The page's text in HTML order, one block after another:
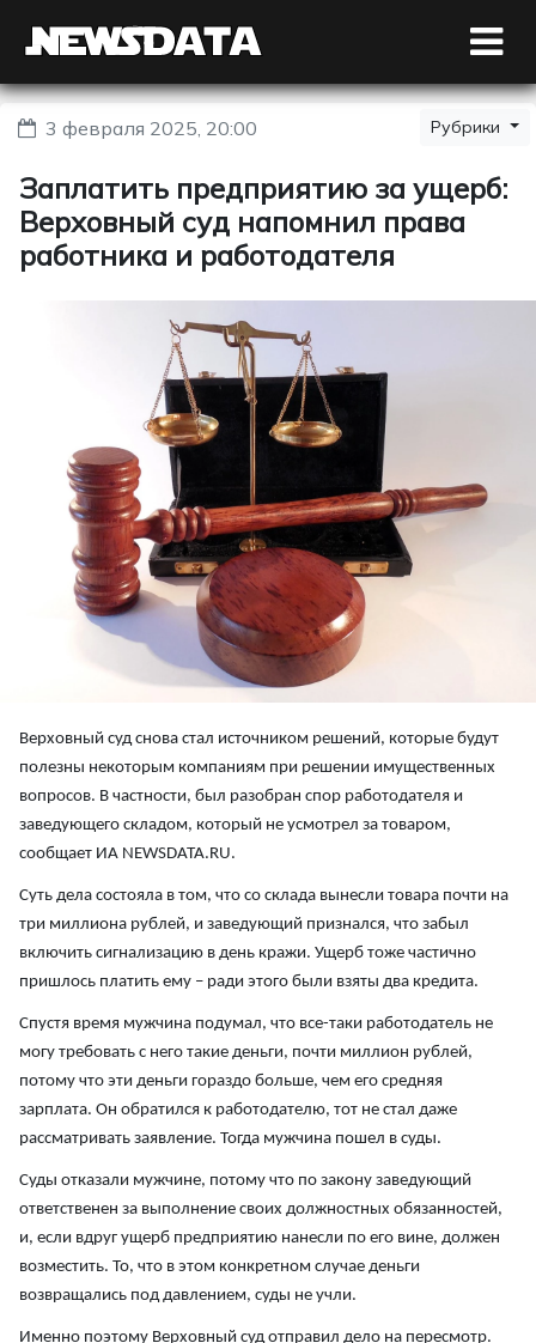
3 февраля 2025, 20:00 Рубрики
Заплатить предприятию за ущерб:
Верховный суд напомнил права
работника и работодателя
Верховный суд снова стал источником решений, которые будут
полезны некоторым компаниям при решении имущественных
вопросов. В частности, был разобран спор работодателя и
заведующего складом, который не усмотрел за товаром,
сообщает ИА NEWSDATA.RU.
Суть дела состояла в том, что со склада вынесли товара почти на
три миллиона рублей, и заведующий признался, что забыл
включить сигнализацию в день кражи. Ущерб тоже частично
пришлось платить ему – ради этого были взяты два кредита.
Спустя время мужчина подумал, что все-таки работодатель не
могу требовать с него такие деньги, почти миллион рублей,
потому что эти деньги гораздо больше, чем его средняя
зарплата. Он обратился к работодателю, тот не стал даже
рассматривать заявление. Тогда мужчина пошел в суды.
Суды отказали мужчине, потому что по закону заведующий
ответственен за выполнение своих должностных обязанностей,
и, если вдруг ущерб предприятию нанесли по его вине, должен
возместить. То, что в этом конкретном случае деньги
возвращались под давлением, суды не учли.
Именно поэтому Верховный суд отправил дело на пересмотр.